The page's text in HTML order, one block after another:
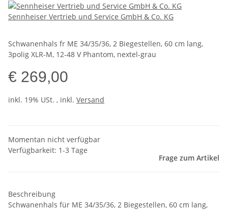
Sennheiser Vertrieb und Service GmbH & Co. KG
Schwanenhals fr ME 34/35/36, 2 Biegestellen, 60 cm lang,
3polig XLR-M, 12-48 V Phantom, nextel-grau
€ 269,00
inkl. 19% USt. , inkl. Versand
Momentan nicht verfügbar
Verfügbarkeit: 1-3 Tage
Frage zum Artikel
Beschreibung
Schwanenhals für ME 34/35/36, 2 Biegestellen, 60 cm lang,